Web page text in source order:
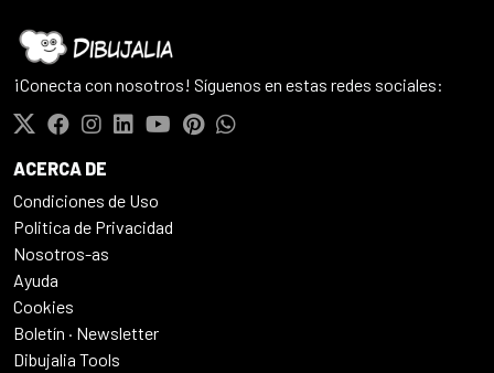
¡Conecta con nosotros! Síguenos en estas redes sociales:
ACERCA DE
Condiciones de Uso
Politica de Privacidad
Nosotros-as
Ayuda
Cookies
Boletín · Newsletter
Dibujalia Tools